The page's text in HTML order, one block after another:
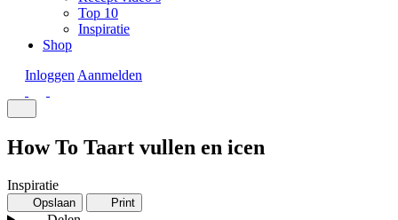
Top 10
Inspiratie
Shop
Inloggen Aanmelden
How To Taart vullen en icen
Inspiratie
Opslaan Print